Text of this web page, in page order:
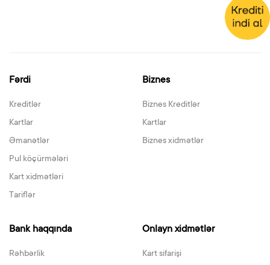
Fərdi
Kreditlər
Kartlar
Əmanətlər
Pul köçürmələri
Kart xidmətləri
Tariflər
Biznes
Biznes Kreditlər
Kartlar
Biznes xidmətlər
Bank haqqında
Rəhbərlik
Onlayn xidmətlər
Kart sifarişi